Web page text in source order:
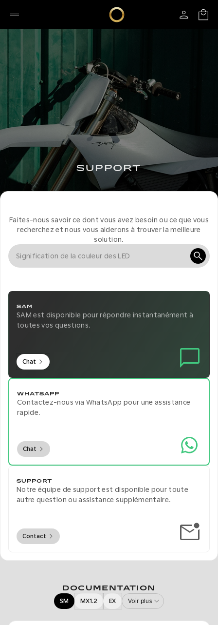
SUPPORT
Faites-nous savoir ce dont vous avez besoin ou ce que vous
recherchez et nous vous aiderons à trouver la meilleure
solution.
SAM
SAM est disponible pour répondre instantanément à
toutes vos questions.
Chat
WHATSAPP
Contactez-nous via WhatsApp pour une assistance
rapide.
Chat
SUPPORT
Notre équipe de support est disponible pour toute
autre question ou assistance supplémentaire.
Contact
DOCUMENTATION
SM
MX1.2 EX Voir plus